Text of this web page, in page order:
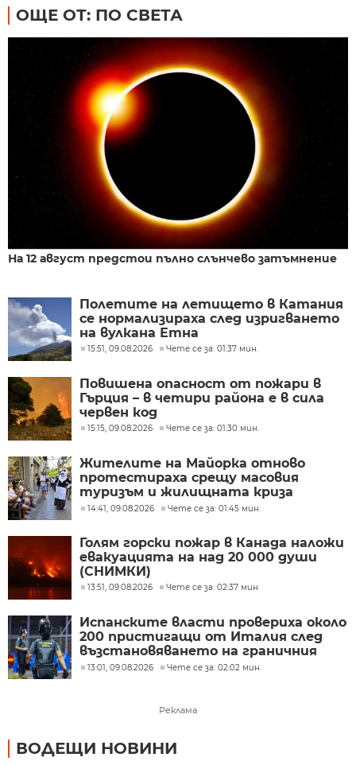
ОЩЕ ОТ: ПО СВЕТА
На 12 август предстои пълно слънчево затъмнение
Полетите на летището в Катания
се нормализираха след изригването
на вулкана Етна
15:51, 09.08.2026 Чете се за: 01:37 мин.
Повишена опасност от пожари в
Гърция – в четири района е в сила
червен код
15:15, 09.08.2026 Чете се за: 01:30 мин.
Жителите на Майорка отново
протестираха срещу масовия
туризъм и жилищната криза
(СНИМКИ)
14:41, 09.08.2026 Чете се за: 01:45 мин.
Голям горски пожар в Канада наложи
евакуацията на над 20 000 души
(СНИМКИ)
13:51, 09.08.2026 Чете се за: 02:37 мин.
Испанските власти провериха около
200 пристигащи от Италия след
възстановяването на граничния
контрол
13:01, 09.08.2026 Чете се за: 02:02 мин.
Реклама
ВОДЕЩИ НОВИНИ